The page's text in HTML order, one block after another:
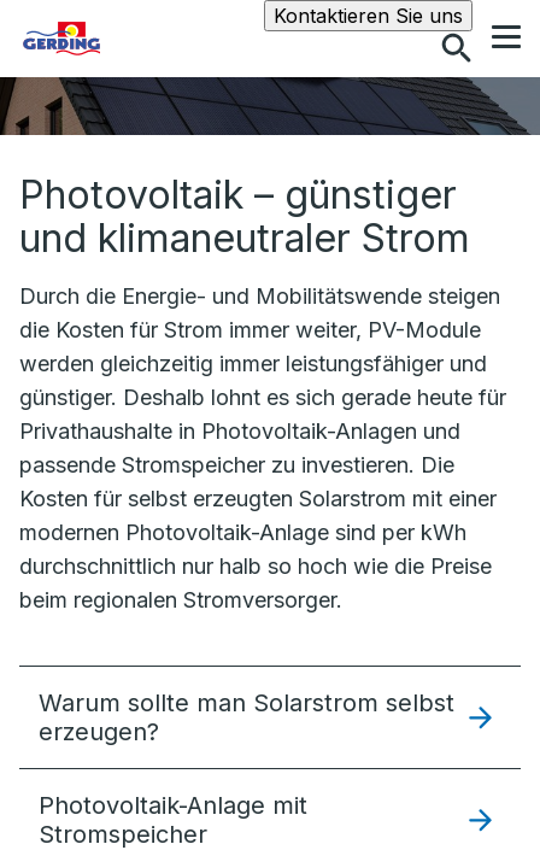
Kontaktieren Sie unsSuche
Photovoltaik – günstiger
und klimaneutraler Strom
Durch die Energie- und Mobilitätswende steigen
die Kosten für Strom immer weiter, PV-Module
werden gleichzeitig immer leistungsfähiger und
günstiger. Deshalb lohnt es sich gerade heute für
Privathaushalte in Photovoltaik-Anlagen und
passende Stromspeicher zu investieren. Die
Kosten für selbst erzeugten Solarstrom mit einer
modernen Photovoltaik-Anlage sind per kWh
durchschnittlich nur halb so hoch wie die Preise
beim regionalen Stromversorger.
Warum sollte man Solarstrom selbst
erzeugen?
Photovoltaik-Anlage mit
Stromspeicher